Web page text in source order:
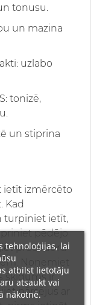
tonusu.
un mazina
uzlabo
tonizē,
un stiprina
ietīt izmērcēto
Kad
turpiniet ietīt,
pēdējo
procedūru
Noņemiet
šķīdums ir
pārsējus ar
tehnoloģijas, lai
atbilst lietotāju
atsaukt vai
nākotnē.